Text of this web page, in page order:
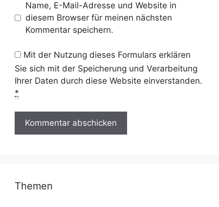
Name, E-Mail-Adresse und Website in
diesem Browser für meinen nächsten
Kommentar speichern.
Mit der Nutzung dieses Formulars erklären
Sie sich mit der Speicherung und Verarbeitung
Ihrer Daten durch diese Website einverstanden.
*
Themen